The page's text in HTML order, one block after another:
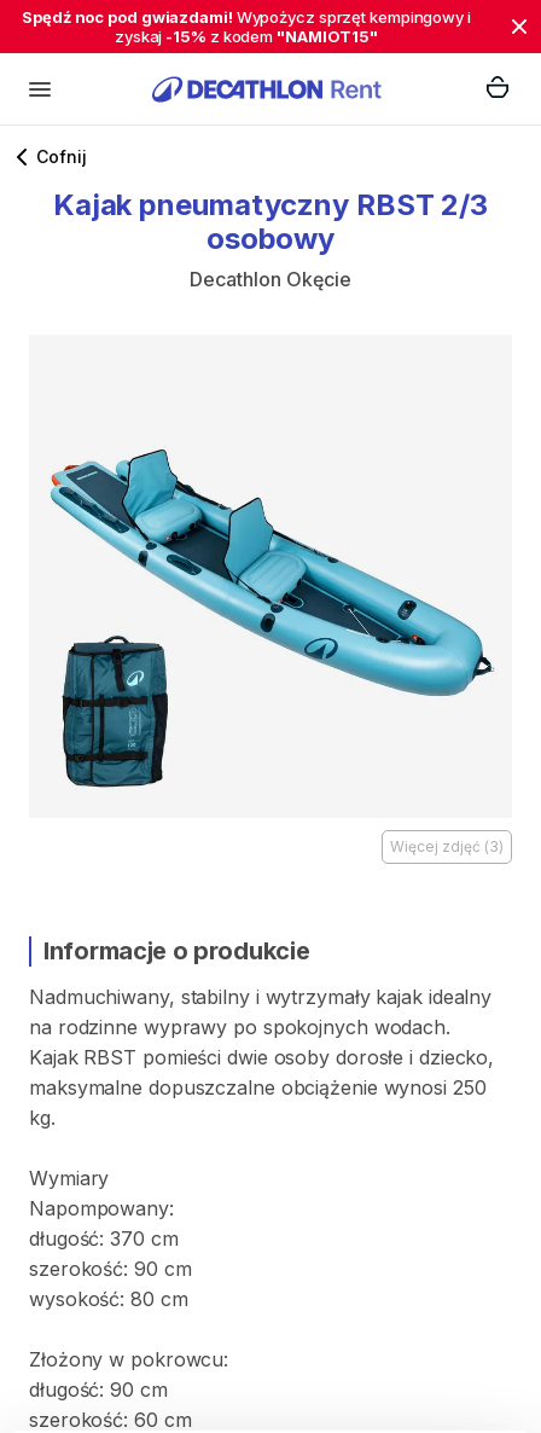
Spędź noc pod gwiazdami! Wypożycz sprzęt kempingowy i
zyskaj -15% z kodem "NAMIOT15"
Cofnij
Kajak pneumatyczny RBST 2​/​3
osobowy
Decathlon Okęcie
Więcej zdjęć (3)
Informacje o produkcie
Nadmuchiwany​,​ stabilny i wytrzymały kajak idealny
na rodzinne wyprawy po spokojnych wodach.
Kajak RBST pomieści dwie osoby dorosłe i dziecko​,​
maksymalne dopuszczalne obciążenie wynosi 250
kg.
Wymiary
Napompowany:
długość: 370 cm
szerokość: 90 cm
wysokość: 80 cm
Złożony w pokrowcu:
długość: 90 cm
szerokość: 60 cm